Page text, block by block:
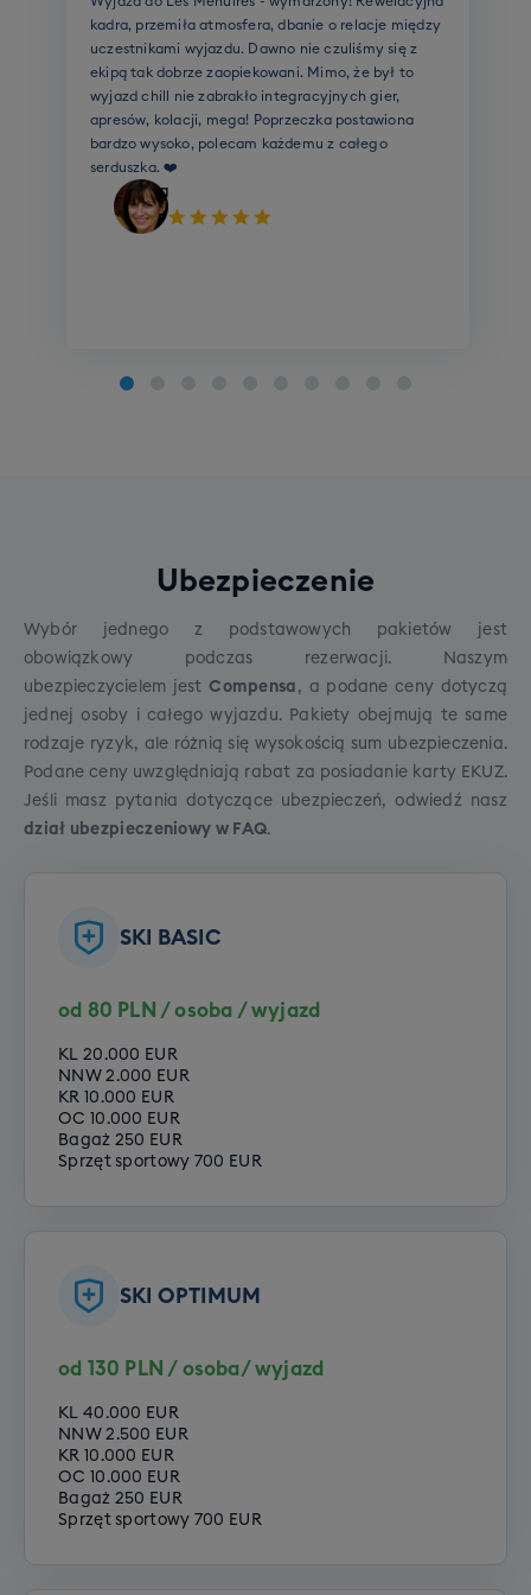
kadra, przemiła atmosfera, dbanie o relacje między
uczestnikami wyjazdu. Dawno nie czuliśmy się z
ekipą tak dobrze zaopiekowani. Mimo, że był to
wyjazd chill nie zabrakło integracyjnych gier,
apresów, kolacji, mega! Poprzeczka postawiona
bardzo wysoko, polecam każdemu z całego
serduszka. ❤️
Ela
Ubezpieczenie
Wybór jednego z podstawowych pakietów jest
obowiązkowy podczas rezerwacji. Naszym
ubezpieczycielem jestCompensa , a podane ceny dotyczą
jednej osoby i całego wyjazdu. Pakiety obejmują te same
rodzaje ryzyk, ale różnią się wysokością sum ubezpieczenia.
Podane ceny uwzględniają rabat za posiadanie karty EKUZ.
Jeśli masz pytania dotyczące ubezpieczeń, odwiedź nasz
dział ubezpieczeniowy w FAQ.
SKI BASIC
od 80 PLN / osoba / wyjazd
KL 20.000 EUR
NNW 2.000 EUR
KR 10.000 EUR
OC 10.000 EUR
Bagaż 250 EUR
Sprzęt sportowy 700 EUR
SKI OPTIMUM
od 130 PLN / osoba/ wyjazd
KL 40.000 EUR
NNW 2.500 EUR
KR 10.000 EUR
OC 10.000 EUR
Bagaż 250 EUR
Sprzęt sportowy 700 EUR